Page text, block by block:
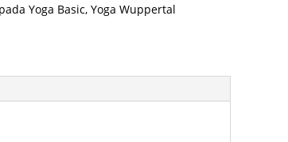
Yoga Basic, Yoga Wuppertal